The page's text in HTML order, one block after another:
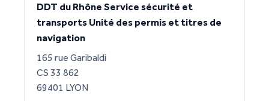
DDT du Rhône Service sécurité et
transports Unité des permis et titres de
navigation
165 rue Garibaldi
CS 33 862
69401 LYON